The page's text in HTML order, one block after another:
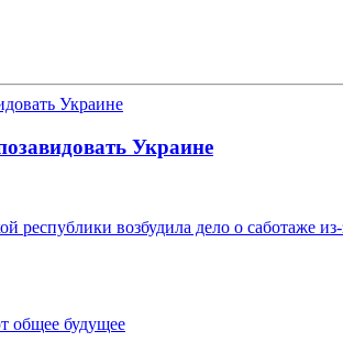
Украине
республики возбудила дело о саботаже